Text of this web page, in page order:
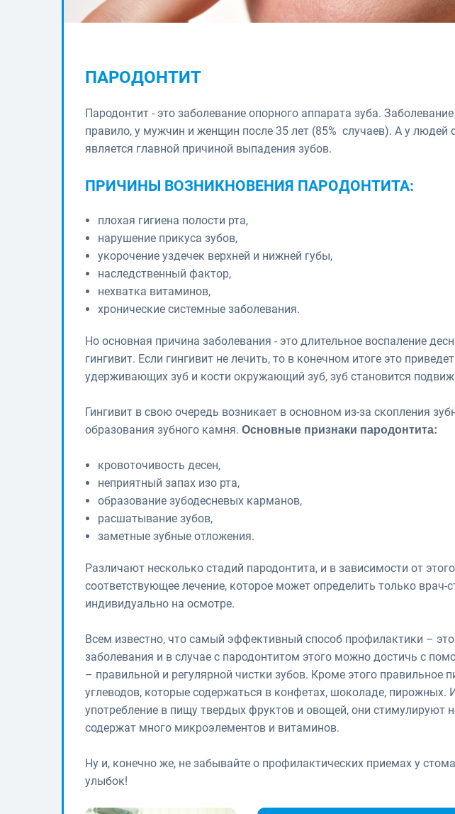
ПАРОДОНТИТ
Пародонтит - это заболевание опорного аппарата зуба.
правило, у мужчин и женщин после 35 лет (85% случаев). А у людей
является главной причиной выпадения зубов.
ПРИЧИНЫ ВОЗНИКНОВЕНИЯ ПАРОДОНТИТА:
плохая гигиена полости рта,
нарушение прикуса зубов,
укорочение уздечек верхней и нижней губы,
наследственный фактор,
нехватка витаминов,
хронические системные заболевания.
Но основная причина заболевания - это длительное воспаление
гингивит. Если гингивит не лечить, то в конечном итоге это
удерживающих зуб и кости окружающий зуб, зуб становится
Гингивит в свою очередь возникает в основном из-за скопления
образования зубного камня. Основные признаки пародонтита:
кровоточивость десен,
неприятный запах изо рта,
образование зубодесневых карманов,
расшатывание зубов,
заметные зубные отложения.
Различают несколько стадий пародонтита, и в зависимости от
соответствующее лечение, которое может определить только врач-
индивидуально на осмотре.
Всем известно, что самый эффективный способ профилактики –
заболевания и в случае с пародонтитом этого можно достичь с
– правильной и регулярной чистки зубов. Кроме этого правильное
углеводов, которые содержаться в конфетах, шоколаде, пирожных.
употребление в пищу твердых фруктов и овощей, они стимулируют
содержат много микроэлементов и витаминов.
Ну и, конечно же, не забывайте о профилактических приемах у
улыбок!